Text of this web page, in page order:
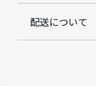
配送について